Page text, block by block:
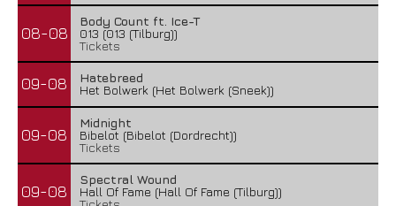
08-08
Body Count ft. Ice-T
013 (013 (Tilburg))
Tickets
09-08
Hatebreed
Het Bolwerk (Het Bolwerk (Sneek))
09-08
Midnight
Bibelot (Bibelot (Dordrecht))
Tickets
09-08
Spectral Wound
Hall Of Fame (Hall Of Fame (Tilburg))